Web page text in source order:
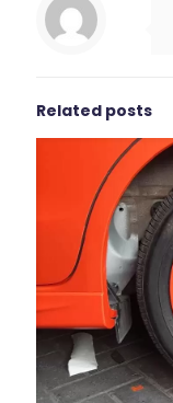
Related posts